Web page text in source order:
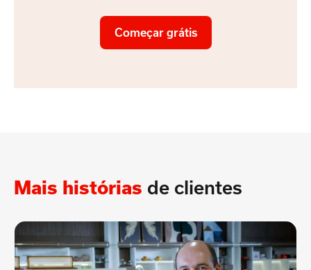
Começar grátis
Mais histórias de clientes